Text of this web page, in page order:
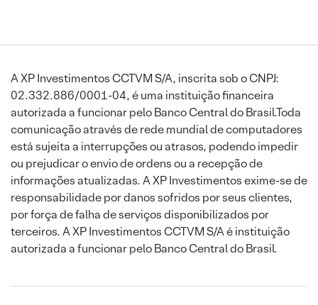
A XP Investimentos CCTVM S/A, inscrita sob o CNPJ:
02.332.886/0001-04, é uma instituição financeira
autorizada a funcionar pelo Banco Central do Brasil.Toda
comunicação através de rede mundial de computadores
está sujeita a interrupções ou atrasos, podendo impedir
ou prejudicar o envio de ordens ou a recepção de
informações atualizadas. A XP Investimentos exime-se de
responsabilidade por danos sofridos por seus clientes,
por força de falha de serviços disponibilizados por
terceiros. A XP Investimentos CCTVM S/A é instituição
autorizada a funcionar pelo Banco Central do Brasil.